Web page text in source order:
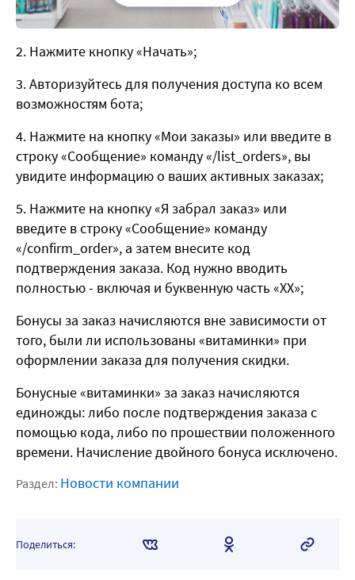
Нажмите кнопку «Начать»;
Авторизуйтесь для получения доступа ко всем
возможностям бота;
Нажмите на кнопку «Мои заказы» или введите в
строку «Сообщение» команду «/list_orders», вы
увидите информацию о ваших активных заказах;
Нажмите на кнопку «Я забрал заказ» или
введите в строку «Сообщение» команду
«/confirm_order», а затем внесите код
подтверждения заказа. Код нужно вводить
полностью - включая и буквенную часть «ХХ»;
Бонусы за заказ начисляются вне зависимости от
того, были ли использованы «витаминки» при
оформлении заказа для получения скидки.
Бонусные «витаминки» за заказ начисляются
единожды: либо после подтверждения заказа с
помощью кода, либо по прошествии положенного
времени. Начисление двойного бонуса исключено.
Раздел: Новости компании
Поделиться: